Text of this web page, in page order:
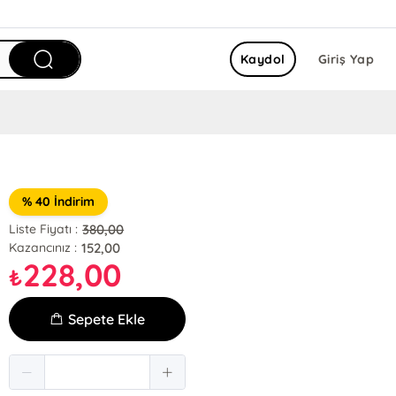
Giriş Yap
Kaydol
% 40 İndirim
Liste Fiyatı : 380,00
Kazancınız : 152,00
₺228,00
Sepete Ekle